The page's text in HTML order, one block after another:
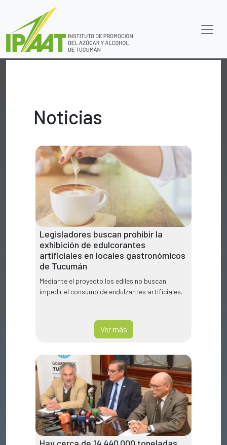
Noticias
Legisladores buscan prohibir la
exhibición de edulcorantes
artificiales en locales gastronómicos
de Tucumán
Mediante el proyecto los ediles no buscan
impedir el consumo de endulzantes artificiales.
Ver más